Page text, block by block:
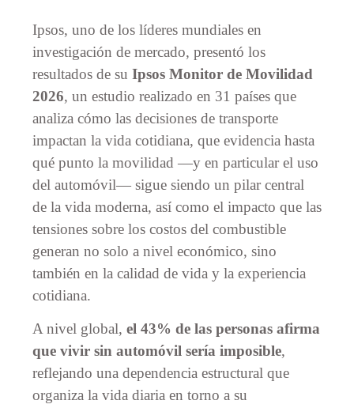
Ipsos, uno de los líderes mundiales en
investigación de mercado, presentó los
resultados de su Ipsos Monitor de Movilidad
2026, un estudio realizado en 31 países que
analiza cómo las decisiones de transporte
impactan la vida cotidiana, que evidencia hasta
qué punto la movilidad —y en particular el uso
del automóvil— sigue siendo un pilar central
de la vida moderna, así como el impacto que las
tensiones sobre los costos del combustible
generan no solo a nivel económico, sino
también en la calidad de vida y la experiencia
cotidiana.
A nivel global, el 43% de las personas afirma
que vivir sin automóvil sería imposible,
reflejando una dependencia estructural que
organiza la vida diaria en torno a su